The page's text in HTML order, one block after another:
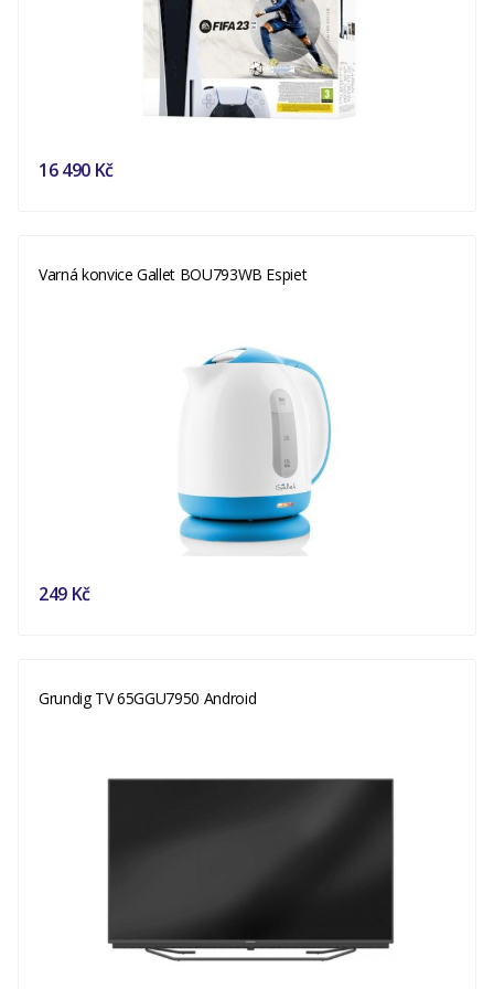
16 490 Kč
Varná konvice Gallet BOU793WB Espiet
249 Kč
Grundig TV 65GGU7950 Android